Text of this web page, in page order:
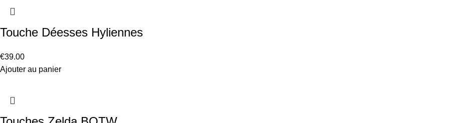
Touche Déesses Hyliennes
€39.00
Ajouter au panier